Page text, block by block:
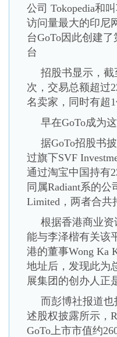
公司 Tokopedia和
访问量最大的印尼
台GoTo因此创建
台
招股书显示，截
次，交易总额超过
名卖家，同时有超
早在GoTo成为
据GoTo招股书
过旗下SVF
通过淘宝中国持有
同属Radiant系的公
Limited，两者合共
根据香港商业资
能与李泽楷有关该
港的董事Wong Ka
地址后，发现此为
展集团的创办人正
而彭博社报道
述股权披露所示，
GoTo上市市值约